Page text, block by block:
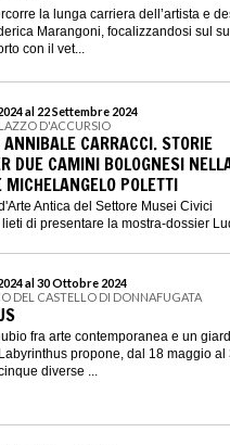
la lunga carriera dell’artista e
Marangoni, focalizzandosi sul
con il vet...
al 22 Settembre 2024
D'ACCURSIO
ANNIBALE CARRACCI. STORIE
DUE CAMINI BOLOGNESI
MICHELANGELO POLETTI
Antica del Settore Musei Civici
di presentare la mostra-dossier
al 30 Ottobre 2024
DEL CASTELLO DI DONNAFUGATA
fra arte contemporanea e un
propone, dal 18 maggio al
diverse ...